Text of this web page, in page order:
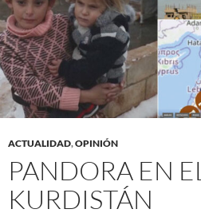
ACTUALIDAD,OPINIÓN
PANDORA EN
KURDISTÁN